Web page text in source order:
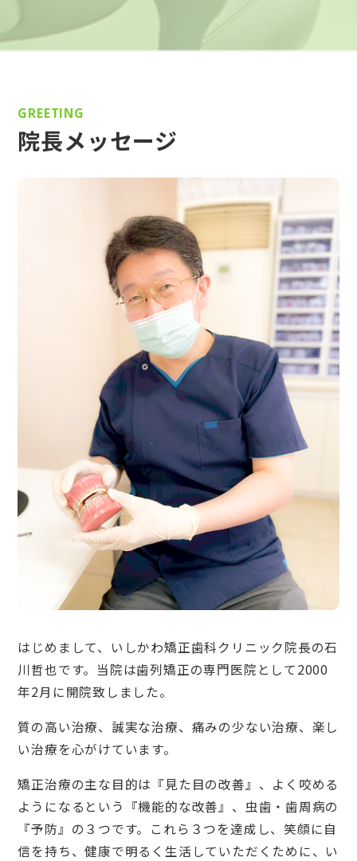
GREETING
院長メッセージ
はじめまして、いしかわ矯正歯科クリニック院長の石
川哲也です。当院は歯列矯正の専門医院として2000
年2月に開院致しました。
質の高い治療、誠実な治療、痛みの少ない治療、楽し
い治療を心がけています。
矯正治療の主な目的は『見た目の改善』、よく咬める
ようになるという『機能的な改善』、虫歯・歯周病の
『予防』の３つです。これら３つを達成し、笑顔に自
信を持ち、健康で明るく生活していただくために、い